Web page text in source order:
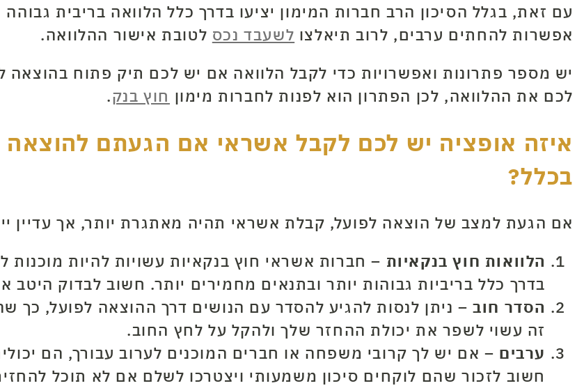
עם זאת, בגלל הסיכון הרב חברות המימון יציעו בדרך כלל הלוואה בריבית
אפשרות להחתים ערבים, לרוב תיאלצו לשעבד נכס לטובת אישור ההלוואה.
יש מספר פתרונות ואפשרויות כדי לקבל הלוואה אם יש לכם תיק פתוח בהוצאה
לכם את ההלוואה, לכן הפתרון הוא לפנות לחברות מימון חוץ בנק.
איזה אופציה יש לכם לקבל אשראי אם הגעתם להוצאה
בכלל?
אם הגעת למצב של הוצאה לפועל, קבלת אשראי תהיה מאתגרת יותר, אך עדיין
הלוואות חוץ בנקאיות – חברות אשראי חוץ בנקאיות עשויות להיות
בדרך כלל בריביות גבוהות יותר ובתנאים מחמירים יותר. חשוב לבדוק
הסדר חוב – ניתן לנסות להגיע להסדר עם הנושים דרך ההוצאה לפועל, כך
זה עשוי לשפר את יכולת ההחזר שלך ולהקל על לחץ החוב.
ערבים – אם יש לך קרובי משפחה או חברים המוכנים לערוב עבורך, הם
חשוב לזכור שהם לוקחים סיכון משמעותי ויצטרכו לשלם אם לא תוכל